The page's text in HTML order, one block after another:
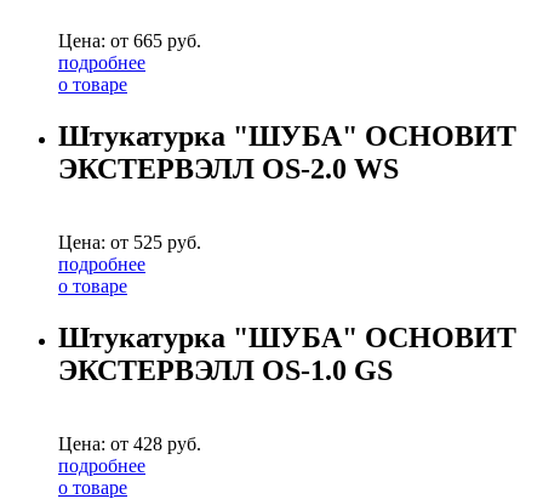
Цена: от 665 руб.
подробнее
о товаре
Штукатурка "ШУБА" ОСНОВИТ
ЭКСТЕРВЭЛЛ OS-2.0 WS
Цена: от 525 руб.
подробнее
о товаре
Штукатурка "ШУБА" ОСНОВИТ
ЭКСТЕРВЭЛЛ OS-1.0 GS
Цена: от 428 руб.
подробнее
о товаре